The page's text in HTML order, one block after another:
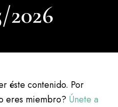
2026
éste contenido. Por
eres miembro? Únete a